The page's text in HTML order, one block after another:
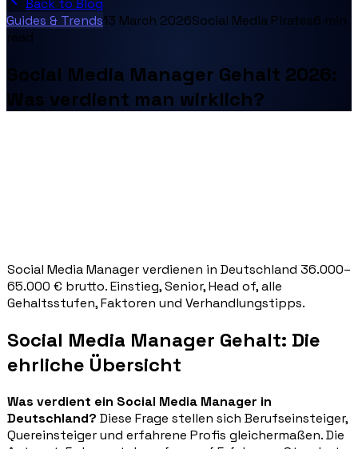
Back to Blog
Guides & Trends13 March 2026Social Media Pirates6 min
read
Social Media Manager Gehalt 2026:
Was verdient man wirklich?
Social Media Manager verdienen in Deutschland 36.000–
65.000 € brutto. Einstieg, Senior, Head of, alle
Gehaltsstufen, Faktoren und Verhandlungstipps.
Social Media Manager Gehalt: Die
ehrliche Übersicht
Was verdient ein Social Media Manager in
Deutschland? Diese Frage stellen sich Berufseinsteiger,
Quereinsteiger und erfahrene Profis gleichermaßen. Die